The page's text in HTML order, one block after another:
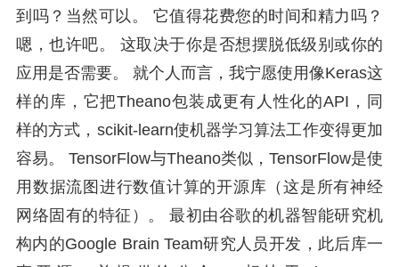
到吗？当然可以。 它值得花费您的时间和精力吗？
嗯，也许吧。 这取决于你是否想摆脱低级别或你的
应用是否需要。 就个人而言，我宁愿使用像Keras这
样的库，它把Theano包装成更有人性化的API，同
样的方式，scikit-learn使机器学习算法工作变得更加
容易。 TensorFlow与Theano类似，TensorFlow是使
用数据流图进行数值计算的开源库（这是所有神经
网络固有的特征）。 最初由谷歌的机器智能研究机
构内的Google Brain Team研究人员开发，此后库一